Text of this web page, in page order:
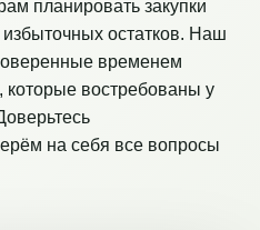
планировать закупки
остатков. Наш
временем
которые востребованы у
на себя все вопросы